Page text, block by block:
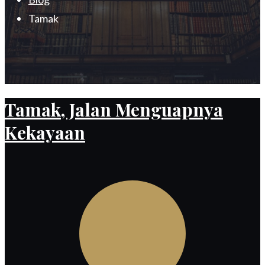
Tamak
Tamak, Jalan Menguapnya
Kekayaan